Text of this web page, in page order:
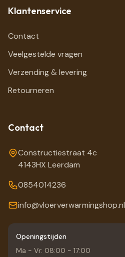
Klantenservice
Contact
Veelgestelde vragen
Verzending & levering
Retourneren
Contact
Constructiestraat 4c
4143HX Leerdam
0854014236
info@vloerverwarmingshop.nl
Openingstijden
Ma - Vr: 08:00 - 17:00